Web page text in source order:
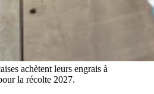
achètent leurs engrais à
la récolte 2027.